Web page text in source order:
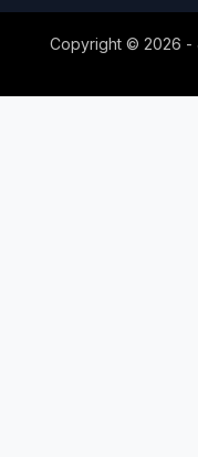
Copyright © 2026 -